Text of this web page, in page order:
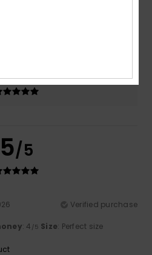
5.0
5/5
Verified purchase
: 4 /5 Size: Perfect size